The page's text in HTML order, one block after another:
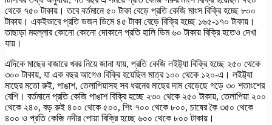
থেকে ৭৫০ টাকায়। তবে বর্তমানে ৫০ টাকা বেড়ে প্রতি কেজি মাংস বিক্রি হচ্ছে ৮০০
টাকায়। একইভাবে প্রতি ডজন ডিমে ৪৫ টাকা বেড়ে বিক্রি হচ্ছে ১৬৫-১৭০ টাকায়।
তাছাড়া মহল্লার কোনো কোনো দোকানে প্রতি হালি ডিম ৬০ টাকায় বিক্রি হতেও দেখা
যায়।
এদিকে মাছের বাজারে খবর নিয়ে জানা যায়, প্রতি কেজি লইট্ট্যা বিক্রি হচ্ছে ২৫০ থেকে
৩০০ টাকায়, যা এক বছর আগেও বিক্রি হয়েছিল মাত্র ১০০ থেকে ১২০-এ। লইট্ট্যা
মাছের মতো রুই, পাঙাশ, তেলাপিয়াসহ সব ধরনের মাছের দাম বেড়েছে গড়ে ৩০ শতাংশের
বেশি। বর্তমানে প্রতি কেজি পাঙাশ বিক্রি হচ্ছে ২৩০ থেকে ২৫০ টাকায়, তেলাপিয়া ২০০
থেকে ২৪০, বড় রুই ৪০০ থেকে ৫০০, শিং ৭০০ থেকে ৮০০, চাষের কৈ ৩৫০ থেকে
৪০০ ও প্রতি কেজি নদীর পোয়া বিক্রি হচ্ছে ৬০০ থেকে ৮০০ টাকায়।